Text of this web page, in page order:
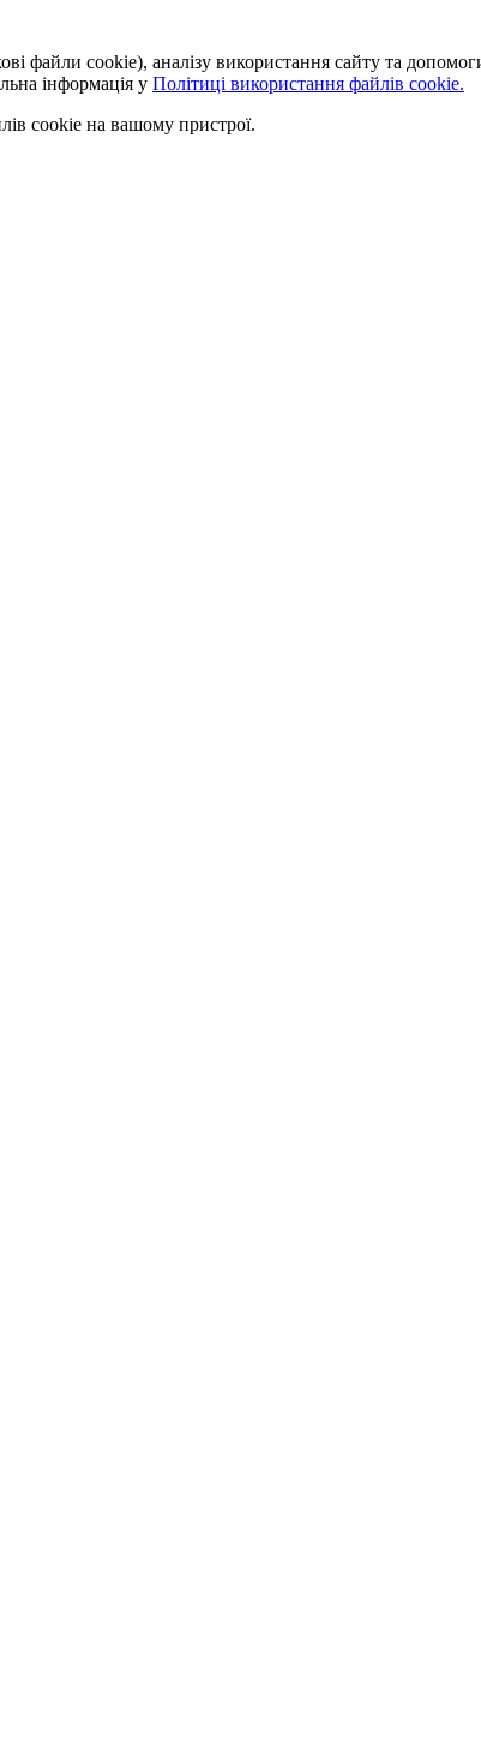
файли cookie), аналізу використання сайту та
інформація у Політиці використання файлів cookie.
cookie на вашому пристрої.